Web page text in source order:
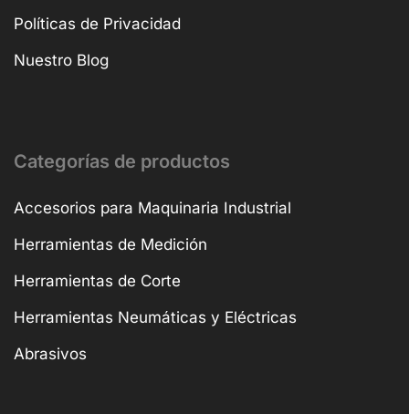
Políticas de Privacidad
Nuestro Blog
Categorías de productos
Accesorios para Maquinaria Industrial
Herramientas de Medición
Herramientas de Corte
Herramientas Neumáticas y Eléctricas
Abrasivos